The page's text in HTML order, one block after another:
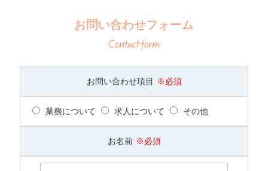
お問い合わせフォーム
Contact form
お問い合わせ項目 ※必須
業務について 求人について その他
お名前 ※必須